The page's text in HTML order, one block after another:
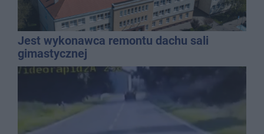
Jest wykonawca remontu dachu sali
gimastycznej